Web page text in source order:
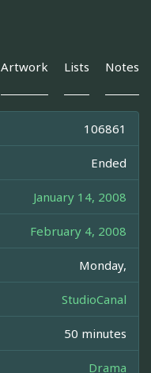
Artwork Lists Notes
106861
Ended
January 14, 2008
February 4, 2008
Monday,
StudioCanal
50 minutes
Drama